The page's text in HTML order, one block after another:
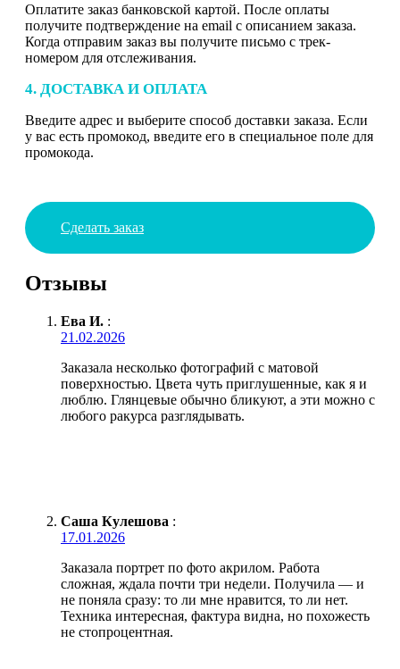
Оплатите заказ банковской картой. После оплаты
получите подтверждение на email с описанием заказа.
Когда отправим заказ вы получите письмо с трек-
номером для отслеживания.
4. ДОСТАВКА И ОПЛАТА
Введите адрес и выберите способ доставки заказа. Если
у вас есть промокод, введите его в специальное поле для
промокода.
Сделать заказ
Отзывы
Ева И. :
21.02.2026
Заказала несколько фотографий с матовой
поверхностью. Цвета чуть приглушенные, как я и
люблю. Глянцевые обычно бликуют, а эти можно с
любого ракурса разглядывать.
Саша Кулешова :
17.01.2026
Заказала портрет по фото акрилом. Работа
сложная, ждала почти три недели. Получила — и
не поняла сразу: то ли мне нравится, то ли нет.
Техника интересная, фактура видна, но похожесть
не стопроцентная.